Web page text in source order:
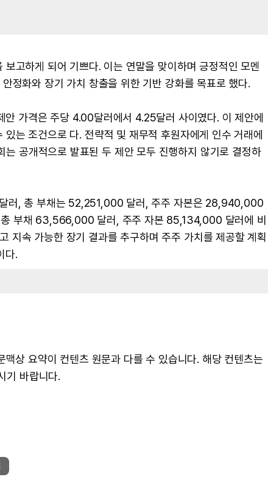
고하게 되어 기쁘다. 이는 연말을 맞이하며 긍정적인 모멘
정화와 장기 가치 창출을 위한 기반 강화를 목표로 했다.
가격은 주당 4.00달러에서 4.25달러 사이였다. 이 제안에
는 조건으로 다. 전략적 및 재무적 후원자에게 인수 거래에
공개적으로 발표된 두 제안 모두 진행하지 않기로 결정하
러, 총 부채는 52,251,000 달러, 주주 자본은 28,940,000
부채 63,566,000 달러, 주주 자본 85,134,000 달러에 비
지속 가능한 장기 결과를 추구하며 주주 가치를 제공할 계획
다.
상 요약이 컨텐츠 원문과 다를 수 있습니다. 해당 컨텐츠는
기 바랍니다.